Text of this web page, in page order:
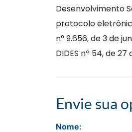
Desenvolvimento
protocolo
n° 9.656, de 3 de
DIDES nº 54, de
Envie sua
Nome: